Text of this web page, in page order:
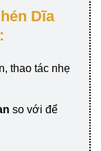
Dĩa
thao tác nhẹ
so với để